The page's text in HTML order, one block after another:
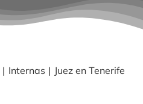
CURSOS
Internas Juez en Tenerife